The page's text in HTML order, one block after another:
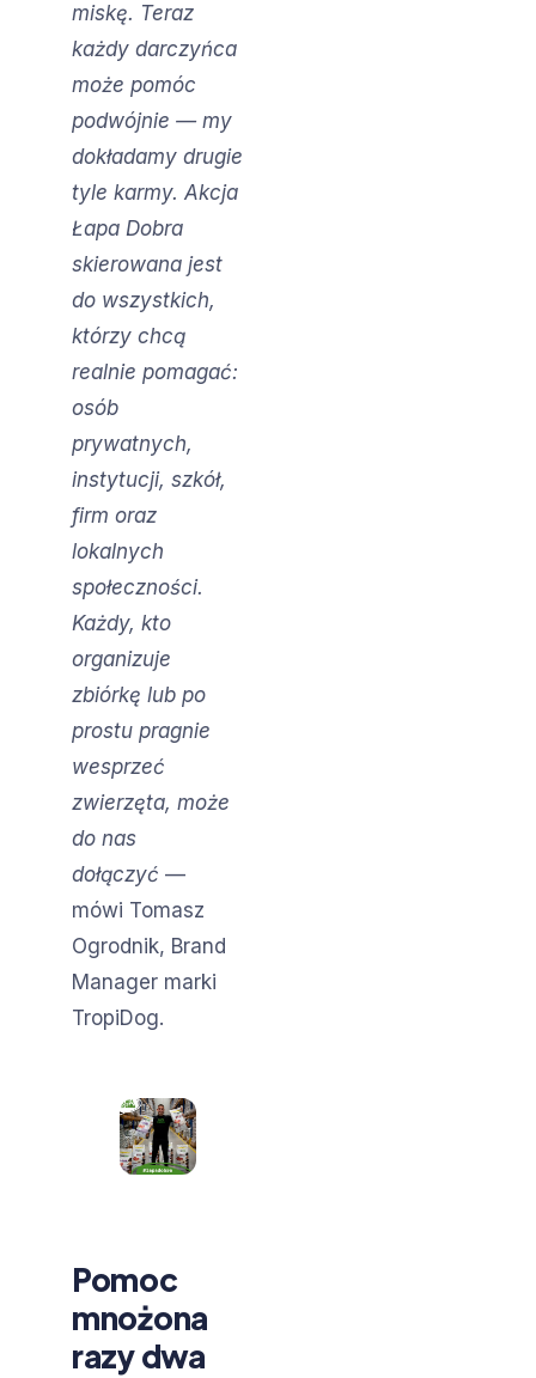
miskę. Teraz
każdy darczyńca
może pomóc
podwójnie — my
dokładamy drugie
tyle karmy. Akcja
Łapa Dobra
skierowana jest
do wszystkich,
którzy chcą
realnie pomagać:
osób
prywatnych,
instytucji, szkół,
firm oraz
lokalnych
społeczności.
Każdy, kto
organizuje
zbiórkę lub po
prostu pragnie
wesprzeć
zwierzęta, może
do nas
dołączyć —
mówi Tomasz
Ogrodnik, Brand
Manager marki
TropiDog.
Pomoc
mnożona
razy dwa